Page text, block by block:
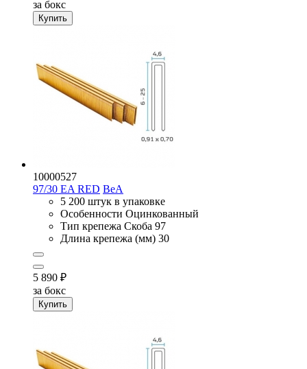
за бокс
Купить
10000527
97/30 EA RED BeA
5 200 штук в упаковке
Особенности Оцинкованный
Тип крепежа Скоба 97
Длина крепежа (мм) 30
5 890 ₽
за бокс
Купить